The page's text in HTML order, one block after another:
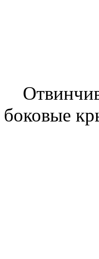
боковые